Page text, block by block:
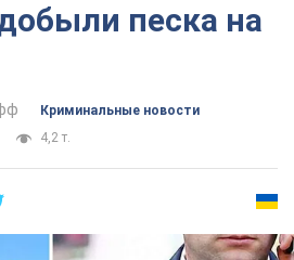
песка на
Криминальные новости
4,2 т.